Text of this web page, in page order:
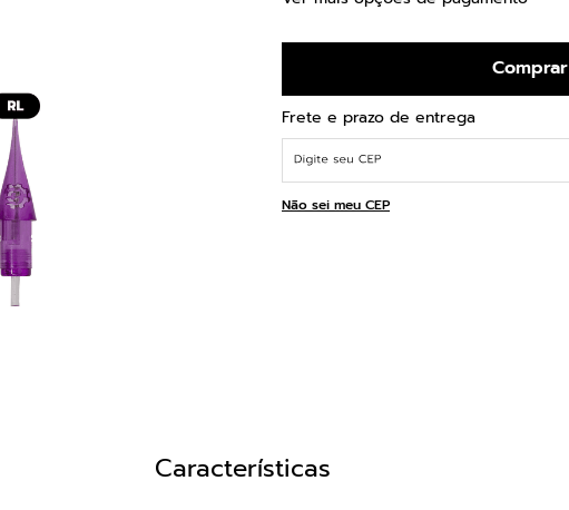
Comprar
Não sei meu CEP
Características